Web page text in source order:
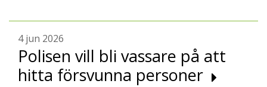
tidigare. På ett sätt var det skönt för då
kunde jag lägga ett slags filter över medan
jag pratade, så att det kändes som att jag
bara talade för mig själv. Då var det inte
lika läskigt.
4 jun 2026
Polisen vill bli vassare på att
hitta försvunna personer